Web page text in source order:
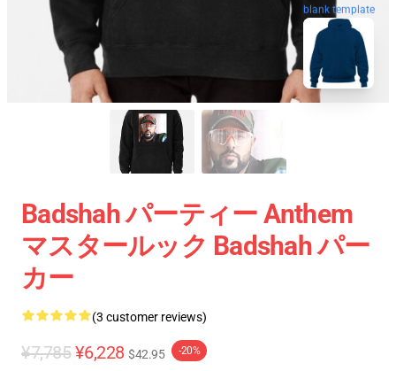
blank template
Badshah パーティー Anthem
マスタールック Badshah パー
カー
(3 customer reviews)
¥7,785 ¥6,228 $42.95 -20%